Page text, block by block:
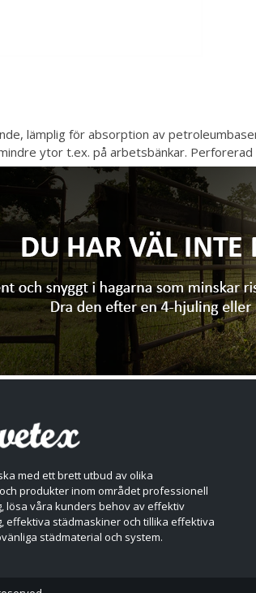
lämplig för absorption av
ytor t.ex. på arbetsbänkar.
med ett brett utbud av olika
produkter inom området professionell
lösa våra kunders behov av effektiv
effektiva städmaskiner och tillika effektiva
städmaterial och system.